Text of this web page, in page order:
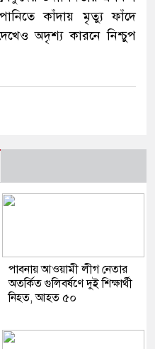
কাঁদায় মৃত্যু ফাঁদে
অদৃশ্য কারনে নিশ্চুপ
পাবনায় আওয়ামী লীগ নেতার
অতর্কিত গুলিবর্ষণে দুই শিক্ষার্থী
নিহত, আহত ৫০